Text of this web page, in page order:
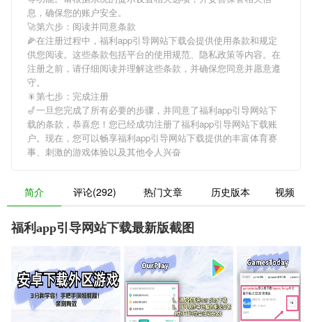
息，确保您的账户安全。
🚀第六步：阅读并同意条款
🌽在注册过程中， 福利app引导网站下载会提供使用条款和规定
供您阅读。这些条款包括平台的使用规范、隐私政策等内容。在
注册之前，请仔细阅读并理解这些条款，并确保您同意并愿意遵
守。
🎇第七步：完成注册
🎷一旦您完成了所有必要的步骤，并同意了福利app引导网站下
载的条款，恭喜您！您已经成功注册了福利app引导网站下载账
户。现在，您可以畅享福利app引导网站下载提供的丰富体育赛
事、刺激的游戏体验以及其他令人兴奋
简介 评论(292) 热门文章 历史版本 视频
福利app引导网站下载最新版截图